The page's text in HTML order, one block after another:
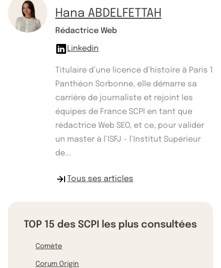
Hana ABDELFETTAH
Rédactrice Web
Linkedin
Titulaire d’une licence d’histoire à Paris 1
Panthéon Sorbonne, elle démarre sa
carrière de journaliste et rejoint les
équipes de France SCPI en tant que
rédactrice Web SEO, et ce, pour valider
un master à l’ISFJ - l’Institut Supérieur
de...
Tous ses articles
TOP 15 des SCPI les plus consultées
Comète
Corum Origin